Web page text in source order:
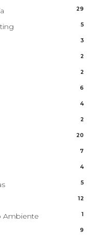
29
5
3
2
2
6
4
2
20
7
4
5
12
Ambiente 1
9